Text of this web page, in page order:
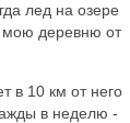
лед на озере
мою деревню от
в 10 км от него
в неделю -